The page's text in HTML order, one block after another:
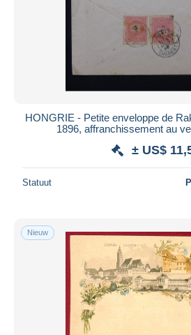
HONGRIE - Petite enveloppe de
1896, affranchissement au
± US$
Statuut
Nieuw